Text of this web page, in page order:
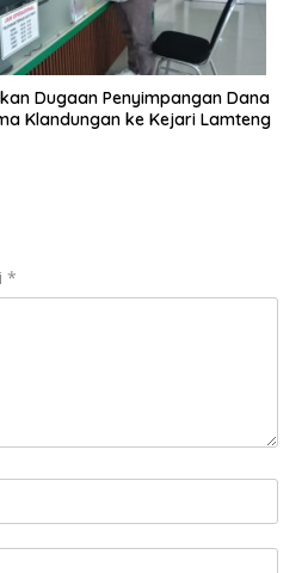
Dugaan Penyimpangan Dana
Klandungan ke Kejari Lamteng
*